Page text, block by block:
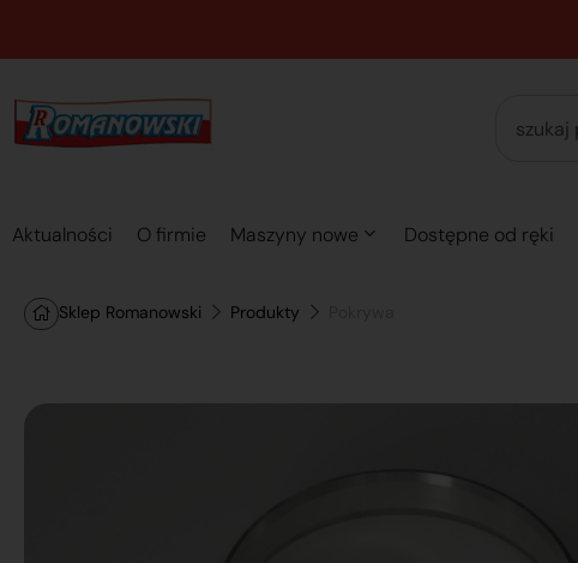
Aktualności O firmie Maszyny nowe Dostępne od ręki
Sklep Romanowski Produkty